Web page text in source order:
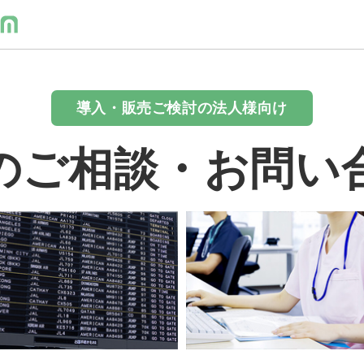
導入・販売ご検討の法人様向け
ご相談・お問い